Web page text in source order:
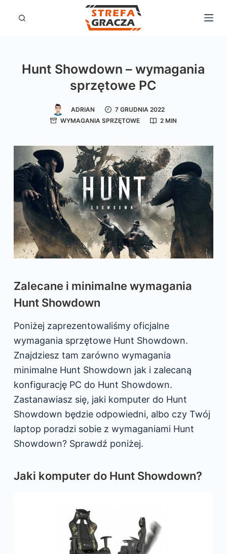
e
c
Hunt Showdown – wymagania
sprzętowe PC
ADRIAN
7 GRUDNIA 2022
WYMAGANIA SPRZĘTOWE
2 MIN
Zalecane i minimalne wymagania
Hunt Showdown
Poniżej zaprezentowaliśmy oficjalne
wymagania sprzętowe Hunt Showdown.
Znajdziesz tam zarówno wymagania
minimalne Hunt Showdown jak i zalecaną
konfigurację PC do Hunt Showdown.
Zastanawiasz się, jaki komputer do Hunt
Showdown będzie odpowiedni, albo czy Twój
laptop poradzi sobie z wymaganiami Hunt
Showdown? Sprawdź poniżej.
Jaki komputer do Hunt Showdown?